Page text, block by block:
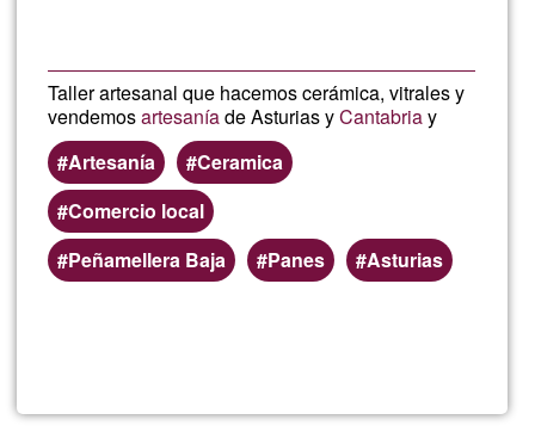
Taller artesanal que hacemos cerámica, vitrales y
vendemosartesaníade Asturias yCantabriay
Artesanía
Ceramica
Comercio local
Peñamellera Baja
Panes Asturias